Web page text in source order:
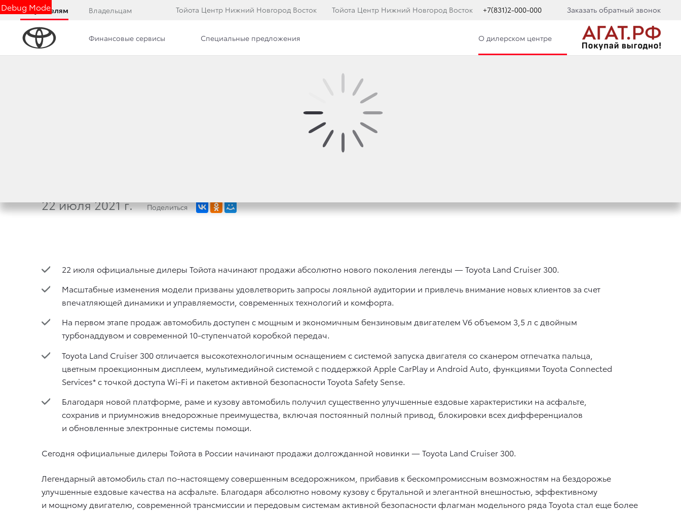
Debug Mode
Покупателям Владельцам Тойота Центр Нижний Новгород Восток Тойота Центр Нижний Новгород Восток +7(831)2-000-000 Заказать обратный звонок
Финансовые сервисы Специальные предложения О дилерском центре
8 ФАКТОВ О НОВОМ ПОКОЛЕНИИ ЛЕГЕНДЫ:
ОФИЦИАЛЬНЫЕ ДИЛЕРЫ ТОЙОТА НАЧИНАЮТ ПРОДАЖИ
22 июля 2021 г. Поделиться
22 июля официальные дилеры Тойота начинают продажи абсолютно нового поколения легенды — Toyota Land Cruiser 300.
Масштабные изменения модели призваны удовлетворить запросы лояльной аудитории и привлечь внимание новых клиентов за счет
впечатляющей динамики и управляемости, современных технологий и комфорта.
На первом этапе продаж автомобиль доступен с мощным и экономичным бензиновым двигателем V6 объемом 3,5 л с двойным
турбонаддувом и современной 10-ступенчатой коробкой передач.
Toyota Land Cruiser 300 отличается высокотехнологичным оснащением c системой запуска двигателя со сканером отпечатка пальца,
цветным проекционным дисплеем, мультимедийной системой с поддержкой Apple CarPlay и Android Auto, функциями Toyota Connected
Services* с точкой доступа Wi-Fi и пакетом активной безопасности Toyota Safety Sense.
Благодаря новой платформе, раме и кузову автомобиль получил существенно улучшенные ездовые характеристики на асфальте,
сохранив и приумножив внедорожные преимущества, включая постоянный полный привод, блокировки всех дифференциалов
и обновленные электронные системы помощи.
Сегодня официальные дилеры Тойота в России начинают продажи долгожданной новинки — Toyota Land Cruiser 300.
Легендарный автомобиль стал по-настоящему совершенным вседорожником, прибавив к бескомпромиссным возможностям на бездорожье
улучшенные ездовые качества на асфальте. Благодаря абсолютно новому кузову с брутальной и элегантной внешностью, эффективному
и мощному двигателю, современной трансмиссии и передовым системам активной безопасности флагман модельного ряда Toyota стал еще более